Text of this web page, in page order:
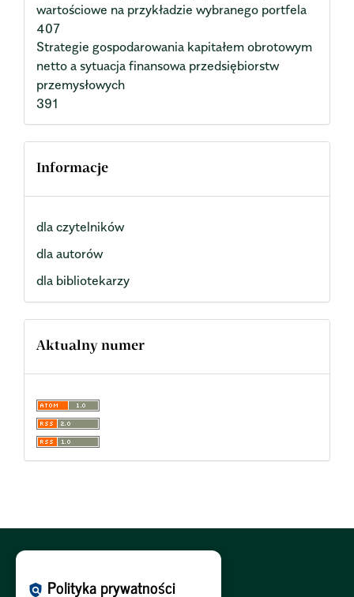
wartościowe na przykładzie wybranego portfela
407
Strategie gospodarowania kapitałem obrotowym
netto a sytuacja finansowa przedsiębiorstw
przemysłowych
391
Informacje
dla czytelników
dla autorów
dla bibliotekarzy
Aktualny numer
Polityka Prywatności:PL
policy Polityka prywatności